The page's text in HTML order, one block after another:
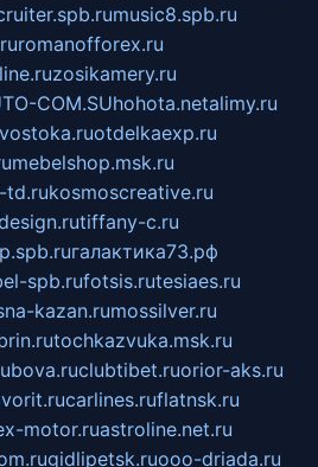
music8.spb.ru
romanofforex.ru
zosikamery.ru
COM.SUhohota.netalimy.ru
otdelkaexp.ru
mebelshop.msk.ru
td.rukosmoscreative.ru
tiffany-c.ru
галактика73.рф
spb.rufotsis.rutesiaes.ru
kazan.rumossilver.ru
tochkazvuka.msk.ru
clubtibet.ruorior-aks.ru
carlines.ruflatnsk.ru
motor.ruastroline.net.ru
gidlipetsk.ruooo-driada.ru